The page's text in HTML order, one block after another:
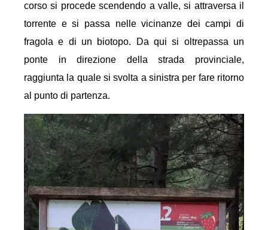
corso si procede scendendo a valle, si attraversa il
torrente e si passa nelle vicinanze dei campi di
fragola e di un biotopo. Da qui si oltrepassa un
ponte in direzione della strada provinciale,
raggiunta la quale si svolta a sinistra per fare ritorno
al punto di partenza.